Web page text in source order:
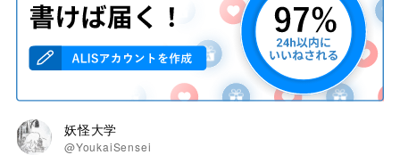
妖怪大学
@YoukaiSensei